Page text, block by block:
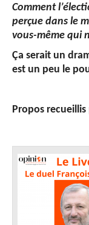
Comment
perçue dans le
vous-même qui
Ça serait un
est un peu le
Propos